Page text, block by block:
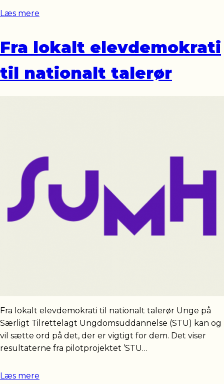
Læs mere
Fra lokalt elevdemokrati
til nationalt talerør
Fra lokalt elevdemokrati til nationalt talerør Unge på
Særligt Tilrettelagt Ungdomsuddannelse (STU) kan og
vil sætte ord på det, der er vigtigt for dem. Det viser
resultaterne fra pilotprojektet ’STU…
Læs mere